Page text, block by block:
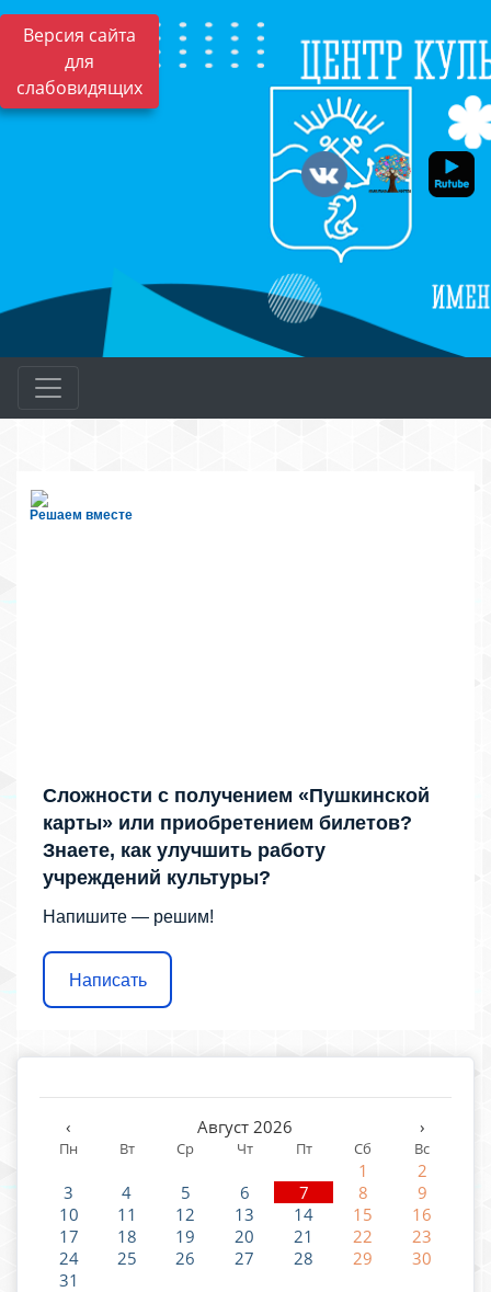
Версия сайта
для
слабовидящих
Решаем вместе
Сложности с получением «Пушкинской
карты» или приобретением билетов?
Знаете, как улучшить работу
учреждений культуры?
Напишите — решим!
Написать
‹ Август 2026 ›
Пн Вт Ср Чт Пт Сб Вс
1
2
3
4 5 6 7 8
9
10
11 12 13 14 15
16
17
18 19 20 21 22
23
24
25 26 27 28 29
30
31